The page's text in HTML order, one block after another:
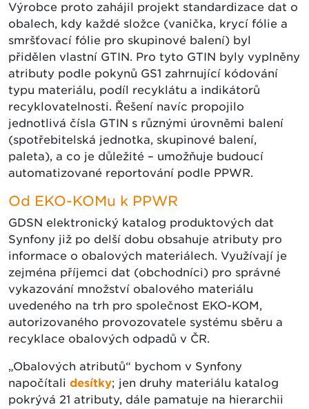
Výrobce proto zahájil projekt standardizace dat o
obalech, kdy každé složce (vanička, krycí fólie a
smršťovací fólie pro skupinové balení) byl
přidělen vlastní GTIN. Pro tyto GTIN byly vyplněny
atributy podle pokynů GS1 zahrnující kódování
typu materiálu, podíl recyklátu a indikátorů
recyklovatelnosti. Řešení navíc propojilo
jednotlivá čísla GTIN s různými úrovněmi balení
(spotřebitelská jednotka, skupinové balení,
paleta), a co je důležité – umožňuje budoucí
automatizované reportování podle PPWR.
Od EKO-KOMu k PPWR
GDSN elektronický katalog produktových dat
Synfony již po delší dobu obsahuje atributy pro
informace o obalových materiálech. Využívají je
zejména příjemci dat (obchodníci) pro správné
vykazování množství obalového materiálu
uvedeného na trh pro společnost EKO-KOM,
autorizovaného provozovatele systému sběru a
recyklace obalových odpadů v ČR.
„Obalových atributů“ bychom v Synfony
napočítali desítky; jen druhy materiálu katalog
pokrývá 21 atributy, dále pamatuje na hierarchii